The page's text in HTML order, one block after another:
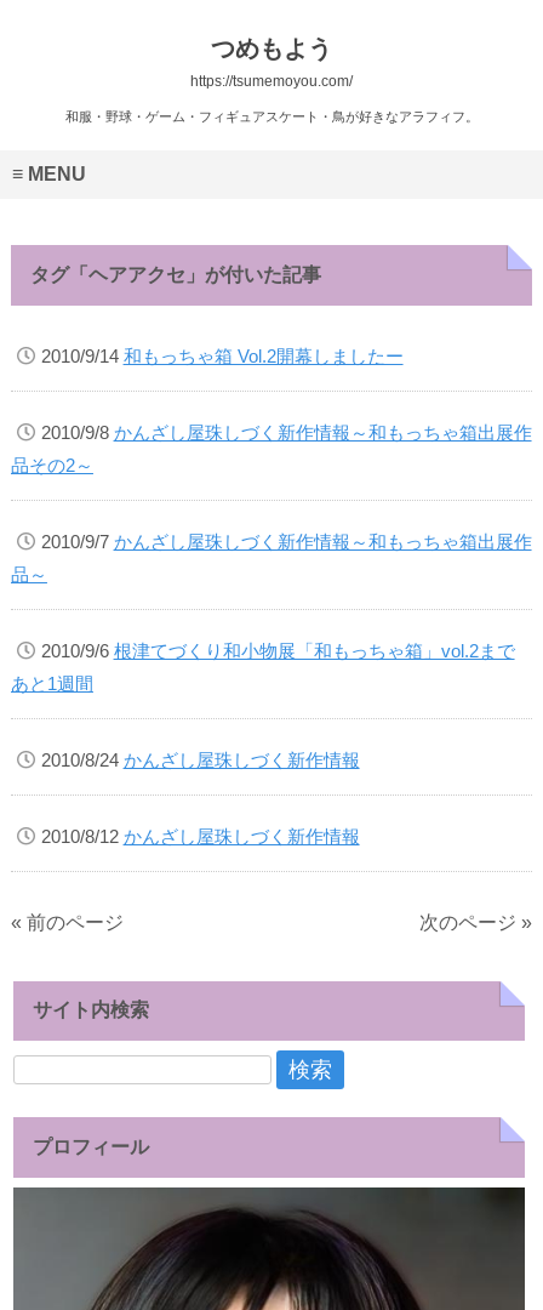
つめもよう
https://tsumemoyou.com/
和服・野球・ゲーム・フィギュアスケート・鳥が好きなアラフィフ。
MENU
タグ「ヘアアクセ」が付いた記事
2010/9/14 和もっちゃ箱 Vol.2開幕しましたー
2010/9/8 かんざし屋珠しづく新作情報～和もっちゃ箱出展作
品その2～
2010/9/7 かんざし屋珠しづく新作情報～和もっちゃ箱出展作
品～
2010/9/6 根津てづくり和小物展「和もっちゃ箱」vol.2まで
あと1週間
2010/8/24 かんざし屋珠しづく新作情報
2010/8/12 かんざし屋珠しづく新作情報
« 前のページ 次のページ »
サイト内検索
検
プロフィール